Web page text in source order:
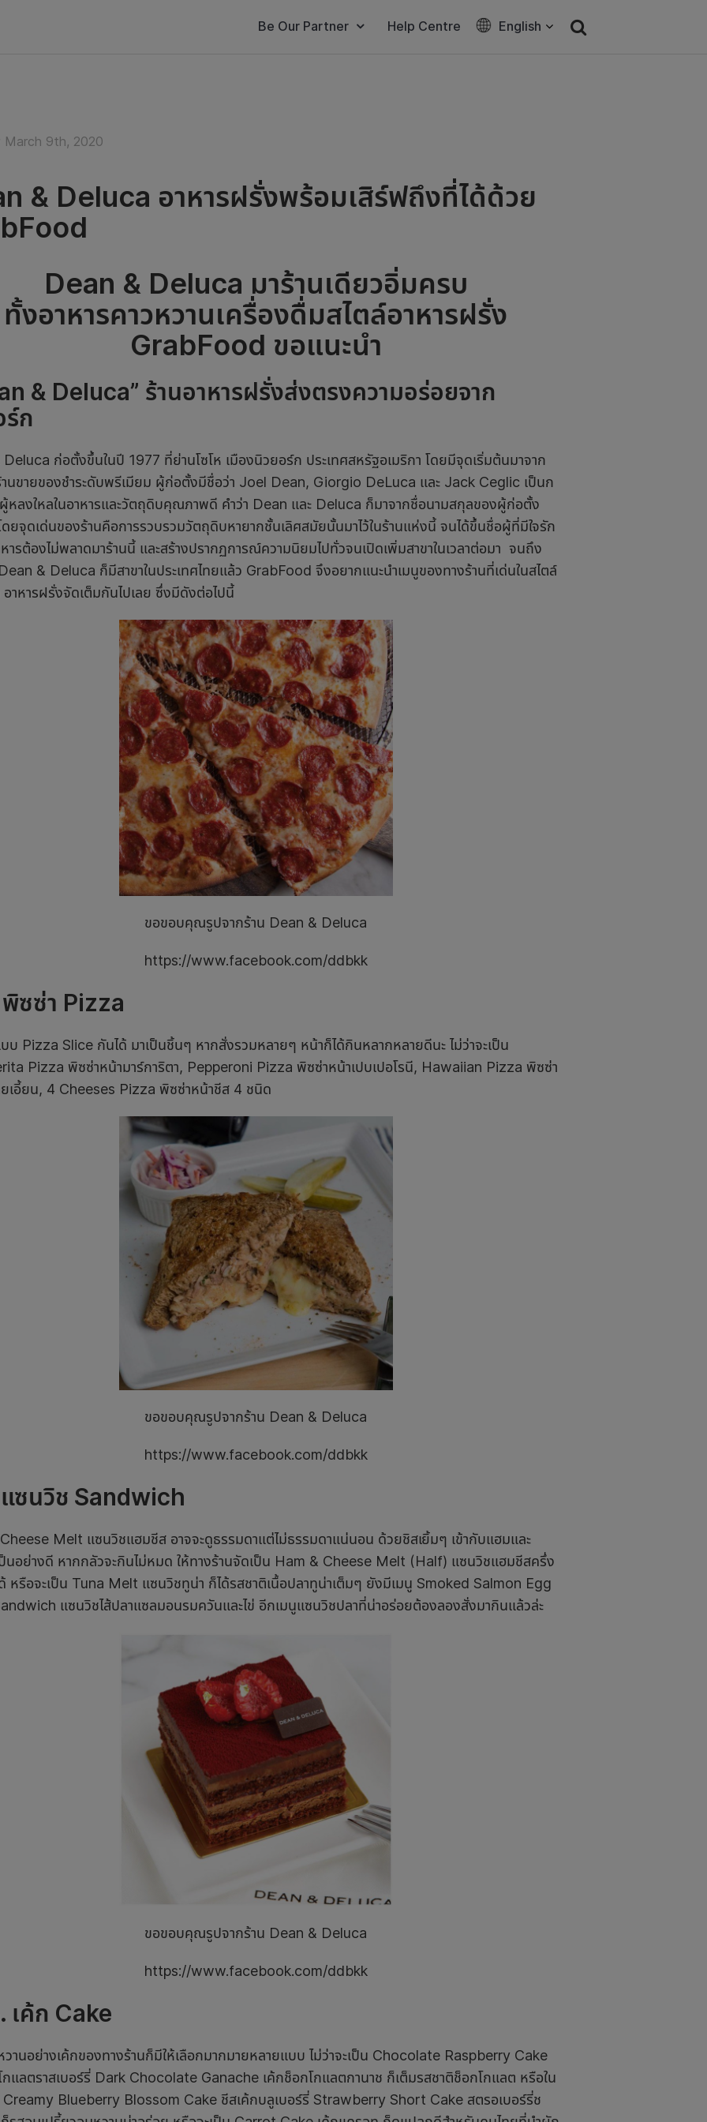
Be Our Partner Help Centre English
March 9th, 2020
& Deluca อาหารฝรั่งพร้อมเสิร์ฟถึงที่ได้ด้วย
Dean & Deluca มาร้านเดียวอิ่มครบ
ทั้งอาหารคาวหวานเครื่องดื่มสไตล์อาหารฝรั่ง
GrabFood ขอแนะนำ
& Deluca” ร้านอาหารฝรั่งส่งตรงความอร่อยจาก
ร์ก
ก่อตั้งขึ้นในปี 1977 ที่ย่านโซโห เมืองนิวยอร์ก ประเทศสหรัฐอเมริกา โดยมีจุดเริ่มต้นมาจาก
านขายของชำระดับพรีเมียม ผู้ก่อตั้งมีชื่อว่า Joel Dean, Giorgio DeLuca และ Jack Ceglic เป็นก
หลงใหลในอาหารและวัตถุดิบคุณภาพดี คำว่า Dean และ Deluca ก็มาจากชื่อนามสกุลของผู้ก่อตั้ง
ยจุดเด่นของร้านคือการรวบรวมวัตถุดิบหายากชั้นเลิศสมัยนั้นมาไว้ในร้านแห่งนี้ จนได้ขึ้นชื่อผู้ที่มีใจรัก
หารต้องไม่พลาดมาร้านนี้ และสร้างปรากฏการณ์ความนิยมไปทั่วจนเปิดเพิ่มสาขาในเวลาต่อมา จนถึง
& Deluca ก็มีสาขาในประเทศไทยแล้ว GrabFood จึงอยากแนะนำเมนูของทางร้านที่เด่นในสไตล์
าหารฝรั่งจัดเต็มกันไปเลย ซึ่งมีดังต่อไปนี้
ขอขอบคุณรูปจากร้าน Dean & Deluca
https://www.facebook.com/ddbkk
ซซ่า Pizza
บบ Pizza Slice กันได้ มาเป็นชิ้นๆ หากสั่งรวมหลายๆ หน้าก็ได้กินหลากหลายดีนะ ไม่ว่าจะเป็น
Pizza พิซซ่าหน้ามาร์การิตา, Pepperoni Pizza พิซซ่าหน้าเปบเปอโรนี, Hawaiian Pizza พิซซ่า
ยเอี้ยน, 4 Cheeses Pizza พิซซ่าหน้าชีส 4 ชนิด
ขอขอบคุณรูปจากร้าน Dean & Deluca
https://www.facebook.com/ddbkk
แซนวิช Sandwich
Melt แซนวิชแฮมชีส อาจจะดูธรรมดาแต่ไม่ธรรมดาแน่นอน ด้วยชิสเยิ้มๆ เข้ากับแฮมและ
นอย่างดี หากกลัวจะกินไม่หมด ให้ทางร้านจัดเป็น Ham & Cheese Melt (Half) แซนวิชแฮมชีสครึ่ง
หรือจะเป็น Tuna Melt แซนวิชทูน่า ก็ได้รสชาติเนื้อปลาทูน่าเต็มๆ ยังมีเมนู Smoked Salmon Egg
แซนวิชไส้ปลาแซลมอนรมควันและไข่ อีกเมนูแซนวิชปลาที่น่าอร่อยต้องลองสั่งมากินแล้วล่ะ
ขอขอบคุณรูปจากร้าน Dean & Deluca
https://www.facebook.com/ddbkk
. เค้ก Cake
วานอย่างเค้กของทางร้านก็มีให้เลือกมากมายหลายแบบ ไม่ว่าจะเป็น Chocolate Raspberry Cake
กแลตราสเบอร์รี่ Dark Chocolate Ganache เค้กช็อกโกแลตกานาช ก็เต็มรสชาติช็อกโกแลต หรือใน
Blueberry Blossom Cake ชีสเค้กบลูเบอร์รี่ Strawberry Short Cake สตรอเบอร์รี่ช